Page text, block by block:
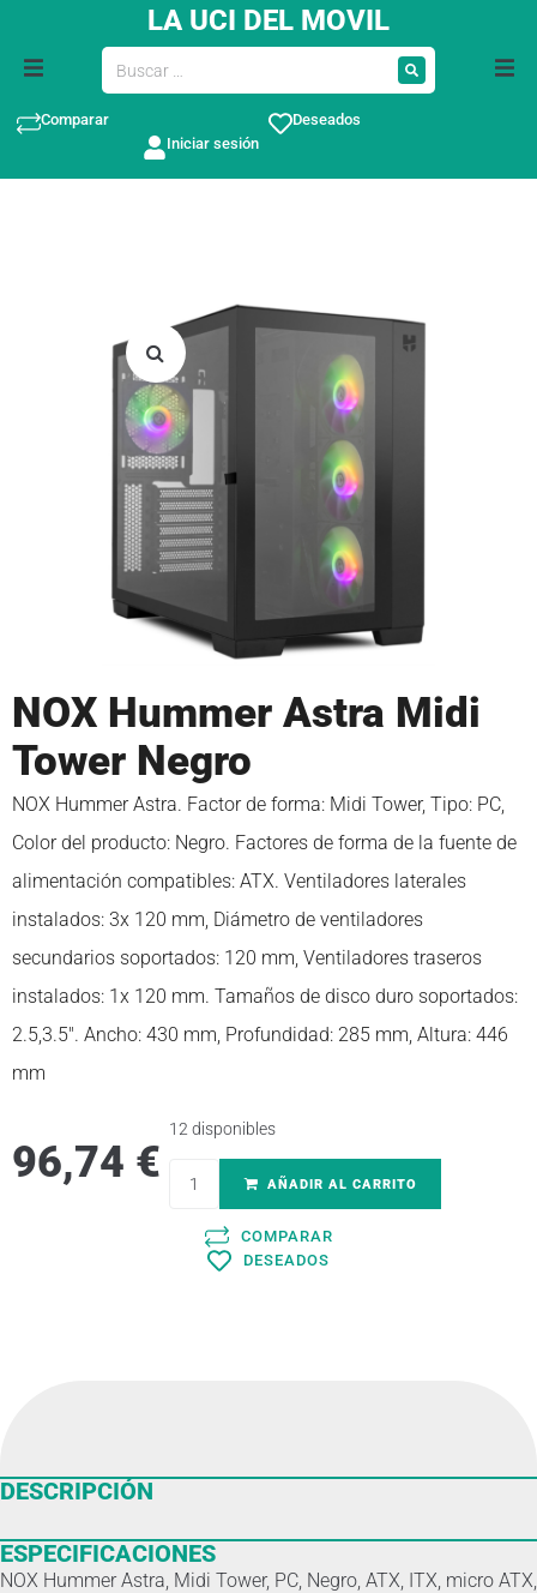
LA UCI DEL MOVIL
Comparar
Deseados
Iniciar sesión
NOX Hummer Astra Midi
Tower Negro
NOX Hummer Astra. Factor de forma: Midi Tower, Tipo: PC,
Color del producto: Negro. Factores de forma de la fuente de
alimentación compatibles: ATX. Ventiladores laterales
instalados: 3x 120 mm, Diámetro de ventiladores
secundarios soportados: 120 mm, Ventiladores traseros
instalados: 1x 120 mm. Tamaños de disco duro soportados:
2.5,3.5″. Ancho: 430 mm, Profundidad: 285 mm, Altura: 446
mm
96,74 €
12 disponibles
AÑADIR AL CARRITO
COMPARAR
DESEADOS
DESCRIPCIÓN
ESPECIFICACIONES
NOX Hummer Astra, Midi Tower, PC, Negro, ATX, ITX, micro ATX,